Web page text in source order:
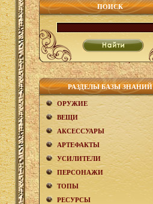
ПОИСК
РАЗДЕЛЫ БАЗЫ ЗНАНИЙ
ОРУЖИЕ
ВЕЩИ
АКCЕСCУАРЫ
АРТЕФАКТЫ
УСИЛИТЕЛИ
ПЕРСОНАЖИ
ТОПЫ
РЕСУРСЫ